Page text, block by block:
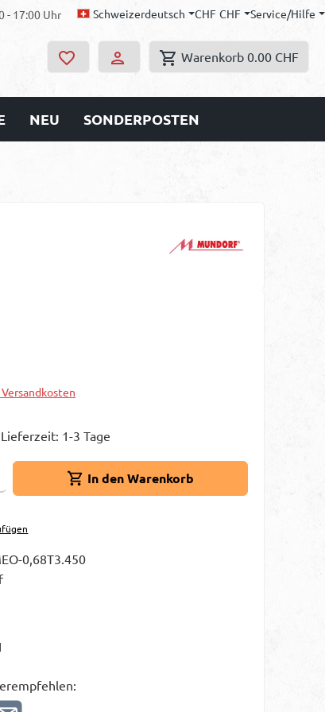
- 17:00 Uhr Schweizerdeutsch CHF CHF Service/Hilfe
Warenkorb 0.00 CHF
NEU SONDERPOSTEN
1-3 Tage
gewünschten Wert ein oder benutze die Schaltflächen um die
In den Warenkorb
0,68T3.450